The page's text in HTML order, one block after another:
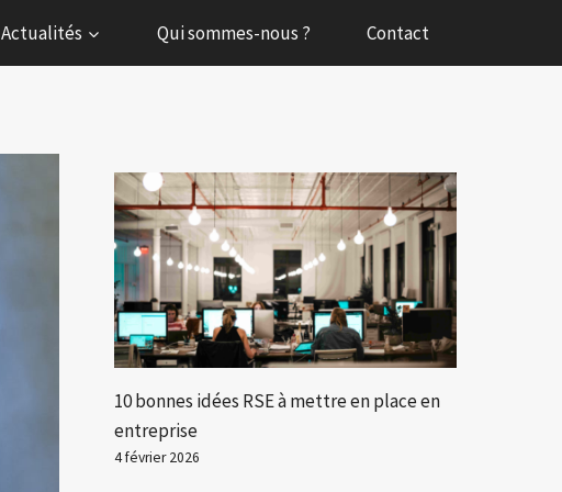
Actualités Qui sommes-nous ? Contact
10 bonnes idées RSE à mettre en place en
entreprise
4 février 2026